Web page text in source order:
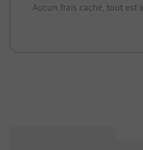
Aucun frais caché, tout est